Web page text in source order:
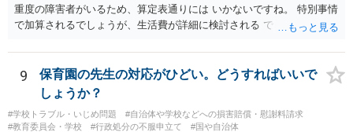
重度の障害者がいるため、算定表通りには いかないですね。 特別事情
で加算されるでしょうが、生活費が詳細に検討される でしょう。 退職
が分与額になるでしょう。 一度家裁に離婚調停の申立てをしないと、
いつまで立っても、 目処がつかないかもしれないですね。
9
保育園の先生の対応がひどい。どうすればいいで
しょうか？
#学校トラブル・いじめ問題
#自治体や学校などへの損害賠償・慰謝料請求
#教育委員会・学校
#行政処分の不服申立て #国や自治体